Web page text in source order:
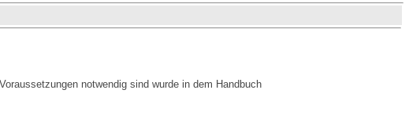
notwendig sind wurde in dem Handbuch